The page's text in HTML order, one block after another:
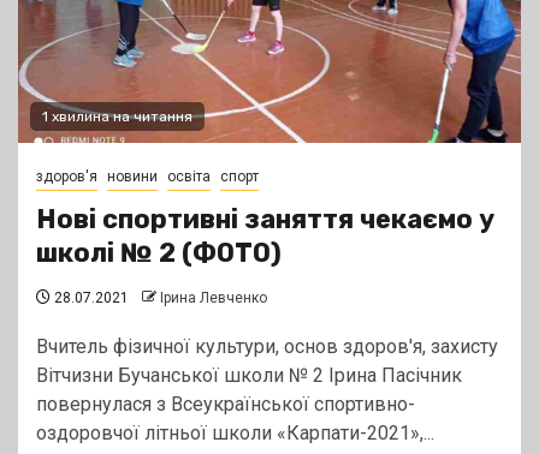
1 хвилина на читання
здоров'я новини освіта спорт
Нові спортивні заняття чекаємо у
школі № 2 (ФОТО)
28.07.2021 Ірина Левченко
Вчитель фізичної культури, основ здоров'я, захисту
Вітчизни Бучанської школи № 2 Ірина Пасічник
повернулася з Всеукраїнської спортивно-
оздоровчої літньої школи «Карпати-2021»,...